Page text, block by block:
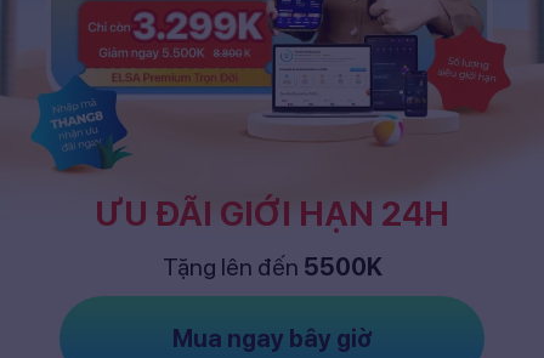
ƯU ĐÃI GIỚI HẠN 24H
Tặng lên đến 5500K
Mua ngay bây giờ